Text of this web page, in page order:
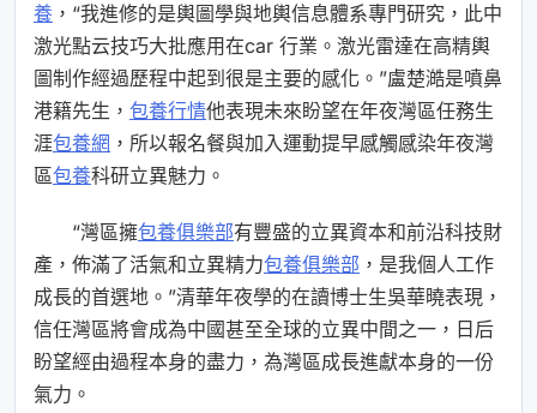
養 ，“我進修的是輿圖學與地輿信息體系專門研究，此中
激光點云技巧大批應用在car 行業。激光雷達在高精輿
圖制作經過歷程中起到很是主要的感化。”盧楚澔是噴鼻
港籍先生， 包養行情他表現未來盼望在年夜灣區任務生
涯包養網 ，所以報名餐與加入運動提早感觸感染年夜灣
區包養科研立異魅力。
“灣區擁包養俱樂部有豐盛的立異資本和前沿科技財
產，佈滿了活氣和立異精力包養俱樂部 ，是我個人工作
成長的首選地。”清華年夜學的在讀博士生吳華曉表現，
信任灣區將會成為中國甚至全球的立異中間之一，日后
盼望經由過程本身的盡力，為灣區成長進獻本身的一份
氣力。